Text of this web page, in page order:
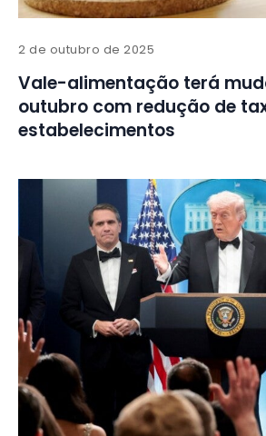
2 de outubro de 2025
Vale-alimentação terá
outubro com redução de
estabelecimentos